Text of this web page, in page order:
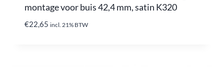
montage voor buis 42,4 mm, satin K320
€22,65 incl. 21% BTW